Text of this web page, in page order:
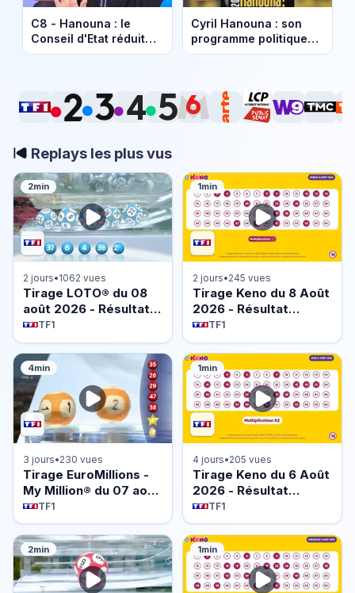
C8 - Hanouna : le
Conseil d'Etat réduit
l'amende infligée par
Cyril Hanouna : son
programme politique
pour la présidentielle
Replays les plus vus
2min
2 jours•1062 vues
Tirage LOTO® du 08
août 2026 - Résultat
officiel - FDJ
TF1
1min
2 jours•245 vues
Tirage Keno du 8 Août
2026 - Résultat
officiel - FDJ
TF1
4min
3 jours•230 vues
Tirage EuroMillions -
My Million® du 07 août
2026 - Résultat
officiel - FDJ
TF1
1min
4 jours•205 vues
Tirage Keno du 6 Août
2026 - Résultat
officiel - FDJ
TF1
2min 1min